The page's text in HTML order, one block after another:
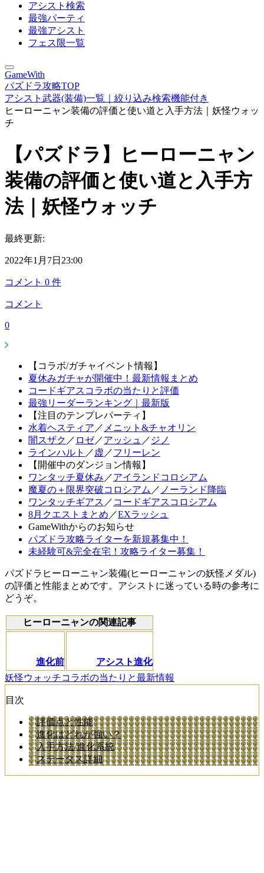
アシスト検索
最強パーティ
最強アシスト
フェス限一覧
GameWith
パズドラ攻略TOP
アシスト武器(装備)一覧｜絞り込み検索機能付き
ヒーローニャン装備の評価と使い道と入手方法｜妖怪ウォッ
チ
【パズドラ】ヒーローニャン
装備の評価と使い道と入手方
法｜妖怪ウォッチ
最終更新:
2022年1月7日23:00
コメント 0 件
コメント
0
【コラボ/ガチャイベント情報】
夏休みガチャが開催中！最新情報まとめ
コードギアスコラボの当たりと評価
最強リーダーランキング｜最新版
【注目のテンプレパーティ】
水着ヘスティア ／ メニット&チャオリン
闇スザク ／ ロゼ／アッシュ ／ ジノ
ラインハルト ／ 虚 ／フリーレン
【開催中のダンジョン情報】
ワンタッチ夏休み ／アイランドコロシアム
魔夏の＋限界突破コロシアム ／ ノーランド降臨
ワンタッチギアス ／ コードギアスコロシアム
8月クエストまとめ ／EXラッシュ
GameWithからのお知らせ
パズドラ攻略ライターを新規募集中！
未経験可&完全在宅！攻略ライター募集！
パズドラヒーローニャン装備(ヒーローニャンの妖怪メダル)
の評価と性能まとめです。アシストに迷っている時の参考に
どうぞ。
ヒーローニャンの関連記事
進化前
アシスト進化
妖怪ウォッチコラボの当たりと最新情報
目次
評価点と性能
進化はどれが強い？
入手方法/進化系統
ステータス詳細